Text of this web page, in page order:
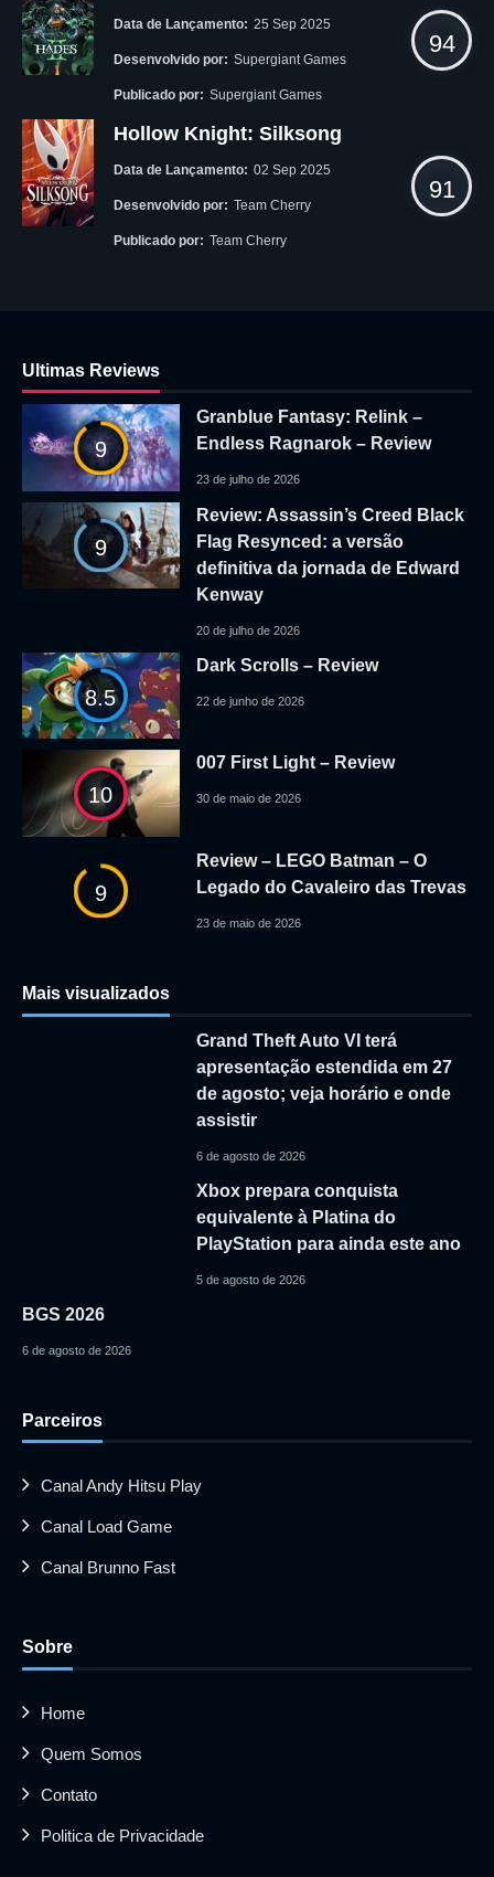
Data de Lançamento: 25 Sep 2025
Desenvolvido por: Supergiant Games
Publicado por: Supergiant Games
94
Hollow Knight: Silksong
Data de Lançamento: 02 Sep 2025
Desenvolvido por: Team Cherry
Publicado por: Team Cherry
91
Ultimas Reviews
9
Granblue Fantasy: Relink –
Endless Ragnarok – Review
23 de julho de 2026
9
Review: Assassin’s Creed Black
Flag Resynced: a versão
definitiva da jornada de Edward
Kenway
20 de julho de 2026
8.5
Dark Scrolls – Review
22 de junho de 2026
10
007 First Light – Review
30 de maio de 2026
9
Review – LEGO Batman – O
Legado do Cavaleiro das Trevas
23 de maio de 2026
Mais visualizados
Grand Theft Auto VI terá
apresentação estendida em 27
de agosto; veja horário e onde
assistir
6 de agosto de 2026
Xbox prepara conquista
equivalente à Platina do
PlayStation para ainda este ano
5 de agosto de 2026
BGS 2026
6 de agosto de 2026
Parceiros
Canal Andy Hitsu Play
Canal Load Game
Canal Brunno Fast
Sobre
Home
Quem Somos
Contato
Politica de Privacidade